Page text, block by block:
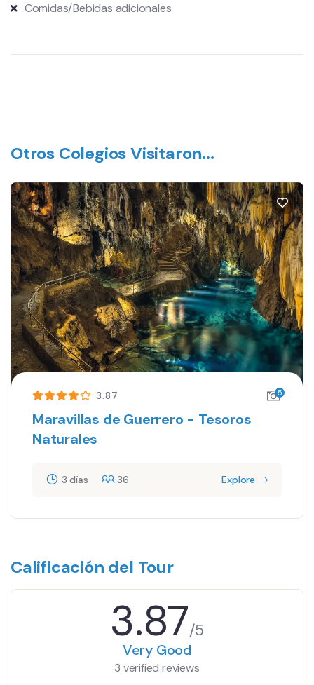
Comidas/Bebidas adicionales
Otros Colegios Visitaron...
3.87 5
Maravillas de Guerrero - Tesoros
Naturales
3 días 36 Explore
Calificación del Tour
3.87/5
Very Good
3 verified reviews